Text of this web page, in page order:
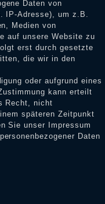
Daten von
IP-Adresse), um z.B.
Medien von
auf unsere Website zu
erst durch gesetzte
die wir in den
oder aufgrund eines
kann erteilt
Recht, nicht
späteren Zeitpunkt
Sie unser
Impressum
Daten